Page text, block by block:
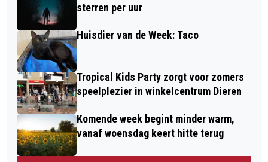
sterren per uur
Huisdier van de Week: Taco
Tropical Kids Party zorgt voor zomers
speelplezier in winkelcentrum Dieren
Komende week begint minder warm,
vanaf woensdag keert hitte terug